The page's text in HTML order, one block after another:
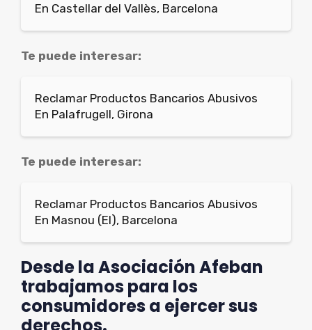
En Castellar del Vallès, Barcelona
Te puede interesar:
Reclamar Productos Bancarios Abusivos
En Palafrugell, Girona
Te puede interesar:
Reclamar Productos Bancarios Abusivos
En Masnou (El), Barcelona
Desde la Asociación Afeban
trabajamos para los
consumidores a ejercer sus
derechos.